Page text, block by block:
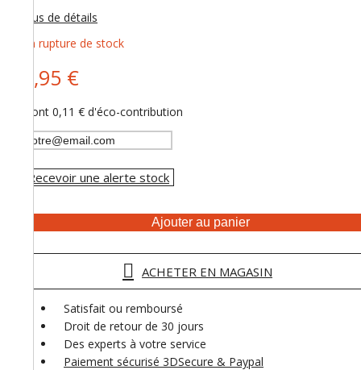
Plus de détails
En rupture de stock
9,95 €
Dont 0,11 € d'éco-contribution
Recevoir une alerte stock
Ajouter au panier
ACHETER EN MAGASIN
Satisfait ou remboursé
Droit de retour de 30 jours
Des experts à votre service
Paiement sécurisé 3DSecure & Paypal